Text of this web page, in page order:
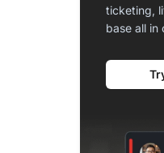
ticketing,
base all in